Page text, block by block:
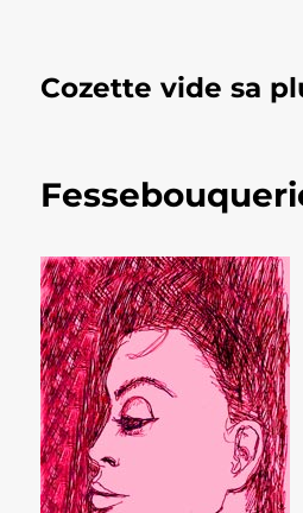
Cozette vide sa